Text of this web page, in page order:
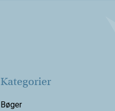
Kategorier
Bøger